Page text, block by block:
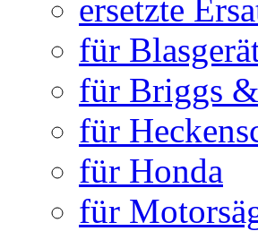
ersetzte
für
für Briggs
für
für Honda
für